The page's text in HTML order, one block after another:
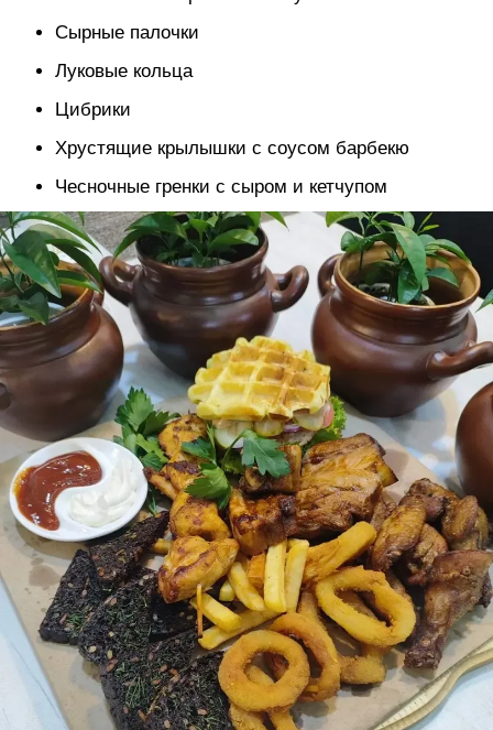
Сырные палочки
Луковые кольца
Цибрики
Хрустящие крылышки с соусом барбекю
Чесночные гренки с сыром и кетчупом